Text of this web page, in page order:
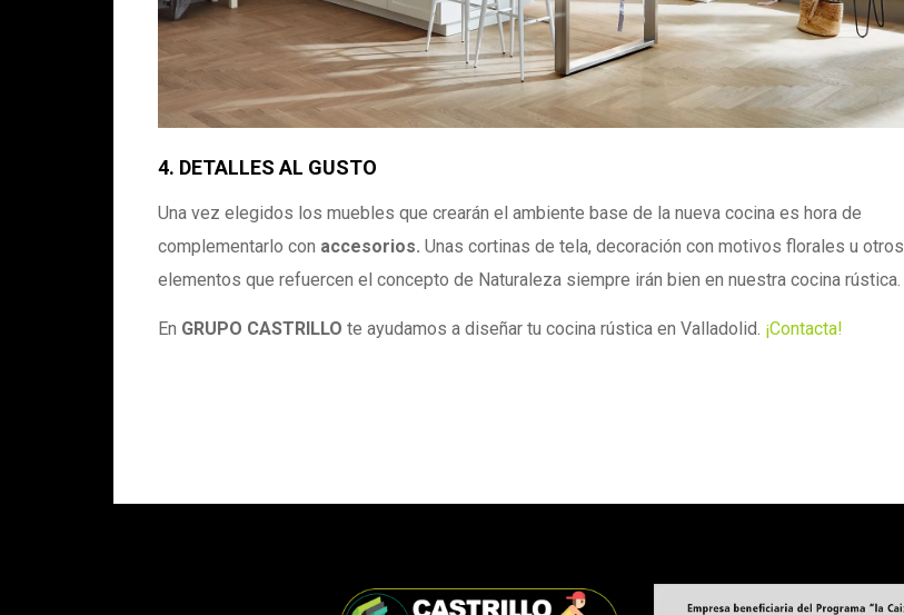
4. DETALLES AL GUSTO
Una vez elegidos los muebles que crearán el ambiente base de la nueva cocina es hora de
complementarlo con accesorios. Unas cortinas de tela, decoración con motivos florales u otros
elementos que refuercen el concepto de Naturaleza siempre irán bien en nuestra cocina rústica.
En GRUPO CASTRILLO te ayudamos a diseñar tu cocina rústica en Valladolid. ¡Contacta!